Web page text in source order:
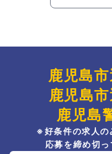
鹿児島
鹿児島
鹿児島
※好条件の求人の
応募を締め切